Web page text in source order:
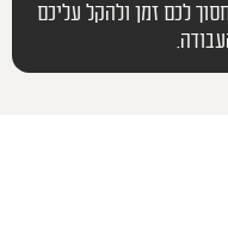
לכם זמן ולהקל עליכם